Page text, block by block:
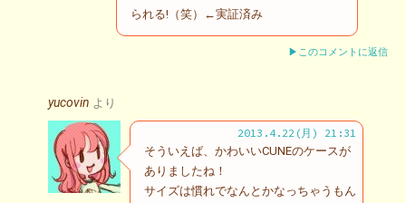
られる!（笑）←実証済み
▶このコメントに返信
yucovin より
2013.4.22(月) 21:31
そういえば、かわいいCUNEのケースが
ありましたね！
サイズは慣れでなんとかなっちゃうもん